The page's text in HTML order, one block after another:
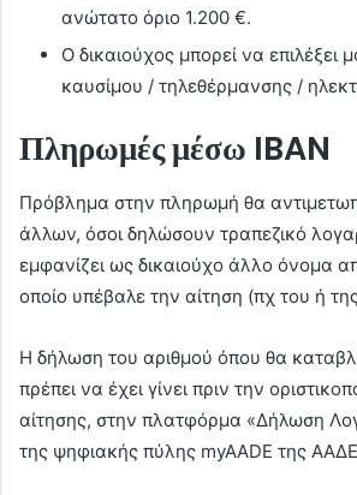
ανώτατο όριο 1.200 €.
Ο δικαιούχος μπορεί να επιλέξει
καυσίμου / τηλεθέρμανσης /
Πληρωμές μέσω IBAN
Πρόβλημα στην πληρωμή θα
άλλων, όσοι δηλώσουν τραπεζικό
εμφανίζει ως δικαιούχο άλλο όνομα
οποίο υπέβαλε την αίτηση (πχ του ή
Η δήλωση του αριθμού όπου θα
πρέπει να έχει γίνει πριν την
αίτησης, στην πλατφόρμα «Δήλωση
της ψηφιακής πύλης myAADE της